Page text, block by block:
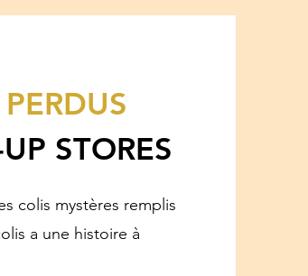
STORES
colis mystères remplis
a une histoire à